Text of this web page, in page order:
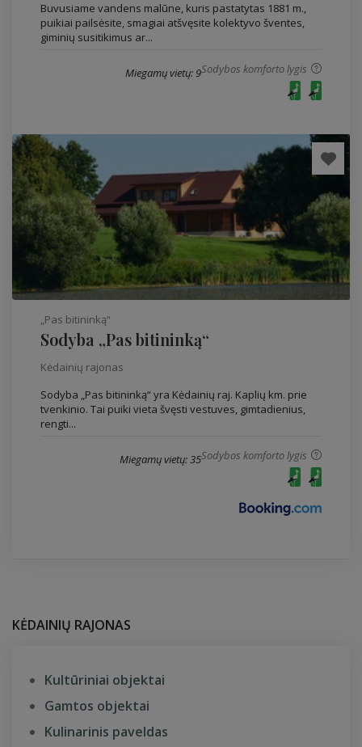
Buvusiame vandens malūne, kuris pastatytas 1881 m.,
puikiai pailsėsite, smagiai atšvęsite kolektyvo šventes,
giminių susitikimus ar...
Sodybos komforto lygis
Miegamų vietų: 9
„Pas bitininką“
Sodyba „Pas bitininką“
Kėdainių rajonas
Sodyba „Pas bitininką“ yra Kėdainių raj. Kaplių km. prie
tvenkinio. Tai puiki vieta švęsti vestuves, gimtadienius,
rengti...
Sodybos komforto lygis
Miegamų vietų: 35
KĖDAINIŲ RAJONAS
Kultūriniai objektai
Gamtos objektai
Kulinarinis paveldas